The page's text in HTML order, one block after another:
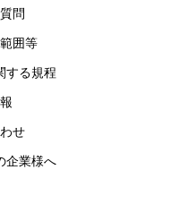
問
囲等
する規程
せ
企業様へ